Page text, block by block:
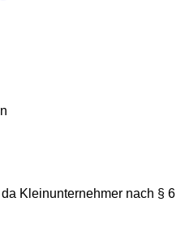
Kleinunternehmer nach § 6